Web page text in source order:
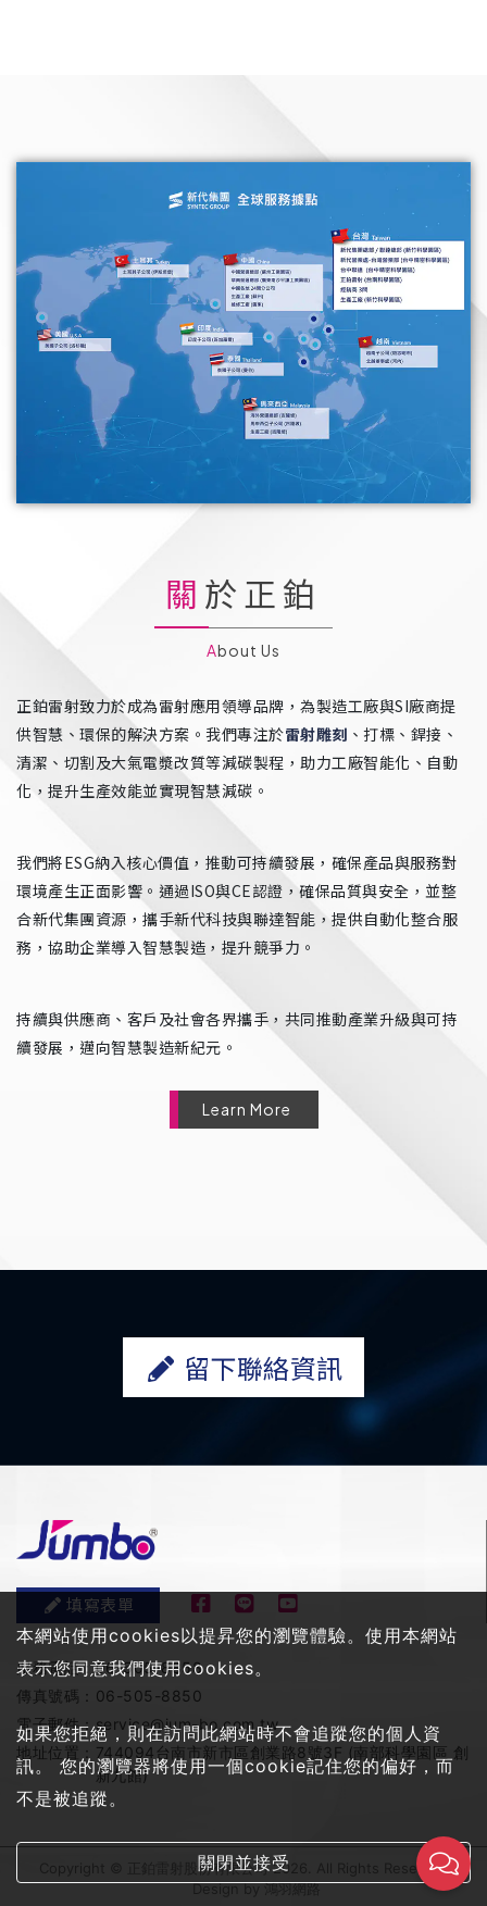
關於正鉑
About Us
正鉑雷射致力於成為雷射應用領導品牌，為製造工廠與SI廠商提
供智慧、環保的解決方案。我們專注於雷射雕刻 、打標、銲接、
清潔、切割及大氣電漿改質等減碳製程，助力工廠智能化、自動
化，提升生產效能並實現智慧減碳。
我們將ESG納入核心價值，推動可持續發展，確保產品與服務對
環境產生正面影響。通過ISO與CE認證，確保品質與安全，並整
合新代集團資源，攜手新代科技與聯達智能，提供自動化整合服
務，協助企業導入智慧製造，提升競爭力。
持續與供應商、客戶及社會各界攜手，共同推動產業升級與可持
續發展，邁向智慧製造新紀元。
Learn More
留下聯絡資訊
填寫表單
服務電話：06-505-8858
傳真號碼： 06-505-8850
電子郵件：service@jum-bo.com.tw
地址位置： 744094台南市新市區創業路8號3F (南部科學園區 創
新九館)
Copyright © 正鉑雷射股份有限公司 2026. All Rights Reserved
Design by鴻羽網路
本網站使用cookies以提昇您的瀏覽體驗。使用本網站
表示您同意我們使用cookies。
如果您拒絕，則在訪問此網站時不會追蹤您的個人資
訊。 您的瀏覽器將使用一個cookie記住您的偏好，而
不是被追蹤。
關閉並接受